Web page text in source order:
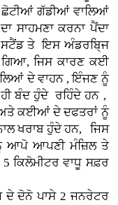
ਗੱਡੀਆਂ ਵਾਲਿਆਂ
ਸਾਹਮਣਾ ਕਰਨਾ ਪੈਂਦਾ
ਸਟੈਂਡ ਤੇ ਇਸ ਅੰਡਰਬਿ੍ਜ
ਗਿਆ, ਜਿਸ ਕਾਰਣ ਕਈ
ਦੇ ਵਾਹਨ , ਇੰਜਣ ਨੂੰ
ਬੰਦ ਹੁੰਦੇ ਰਹਿੰਦੇ ਹਨ ,
ਅਤੇ ਕਈਆਂ ਦੇ ਦਫਤਰਾਂ ਨੂੰ
ਖਰਾਬ ਹੁੰਦੇ ਹਨ, ਜਿਸ
ਆਪੋ ਆਪਣੀ ਮੰਜ਼ਿਲ ਤੇ
ਕਿਲੋਮੀਟਰ ਵਾਧੂ ਸਫ਼ਰ
ਦੋਨੋ ਪਾਸੇ 2 ਜਨਰੇਟਰ